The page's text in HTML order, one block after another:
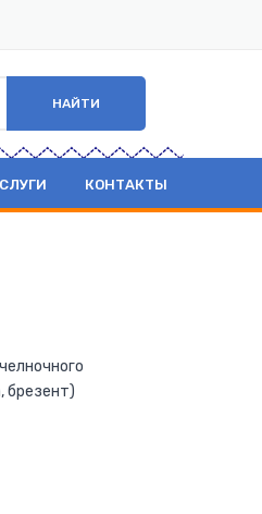
НАЙТИ
КОНТАКТЫ
брезент)